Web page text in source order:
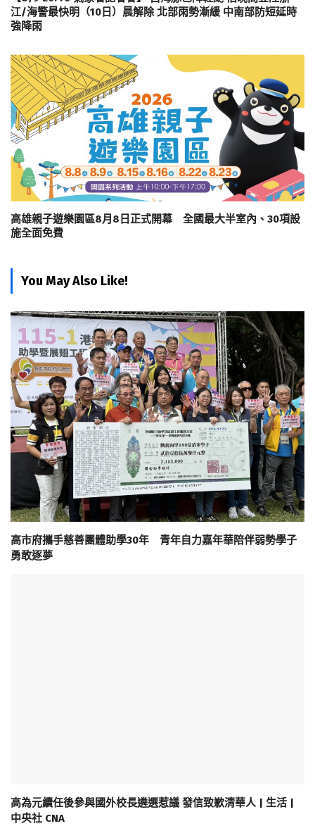
江/海警最快明（10日）晨解除 北部雨勢漸緩 中南部防短延時
強降雨
高雄親子遊樂園區8月8日正式開幕 全國最大半室內、30項設
施全面免費
You May Also Like!
高市府攜手慈善團體助學30年 青年自力嘉年華陪伴弱勢學子
勇敢逐夢
高為元續任後參與國外校長遴選惹議 發信致歉清華人 | 生活 |
中央社 CNA